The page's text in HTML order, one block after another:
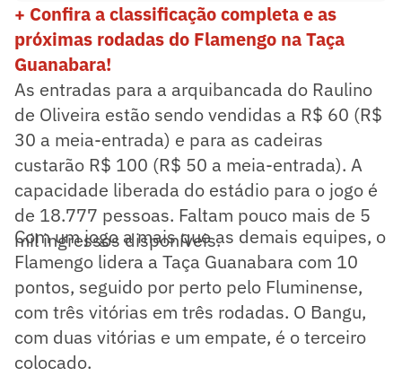
+ Confira a classificação completa e as
próximas rodadas do Flamengo na Taça
Guanabara!
As entradas para a arquibancada do Raulino
de Oliveira estão sendo vendidas a R$ 60 (R$
30 a meia-entrada) e para as cadeiras
custarão R$ 100 (R$ 50 a meia-entrada). A
capacidade liberada do estádio para o jogo é
de 18.777 pessoas. Faltam pouco mais de 5
mil ingressos disponíveis.
Com um jogo a mais que as demais equipes, o
Flamengo lidera a Taça Guanabara com 10
pontos, seguido por perto pelo Fluminense,
com três vitórias em três rodadas. O Bangu,
com duas vitórias e um empate, é o terceiro
colocado.